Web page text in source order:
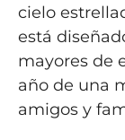
cielo
está
mayores de
año de una
amigos y